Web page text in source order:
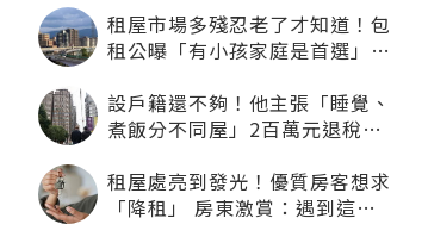
租屋市場多殘忍老了才知道！包
租公曝「有小孩家庭是首選」：
設戶籍還不夠！他主張「睡覺、
煮飯分不同屋」2百萬元退稅照
租屋處亮到發光！優質房客想求
「降租」 房東激賞：遇到這種